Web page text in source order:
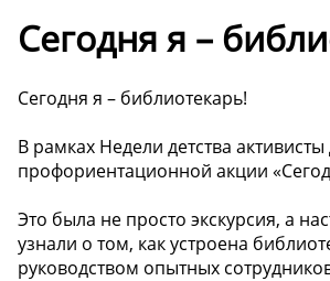
Сегодня я –
Сегодня я – библиотекарь!
В рамках Недели детства
профориентационной акции
Это была не просто экскурсия, а
узнали о том, как устроена
руководством опытных